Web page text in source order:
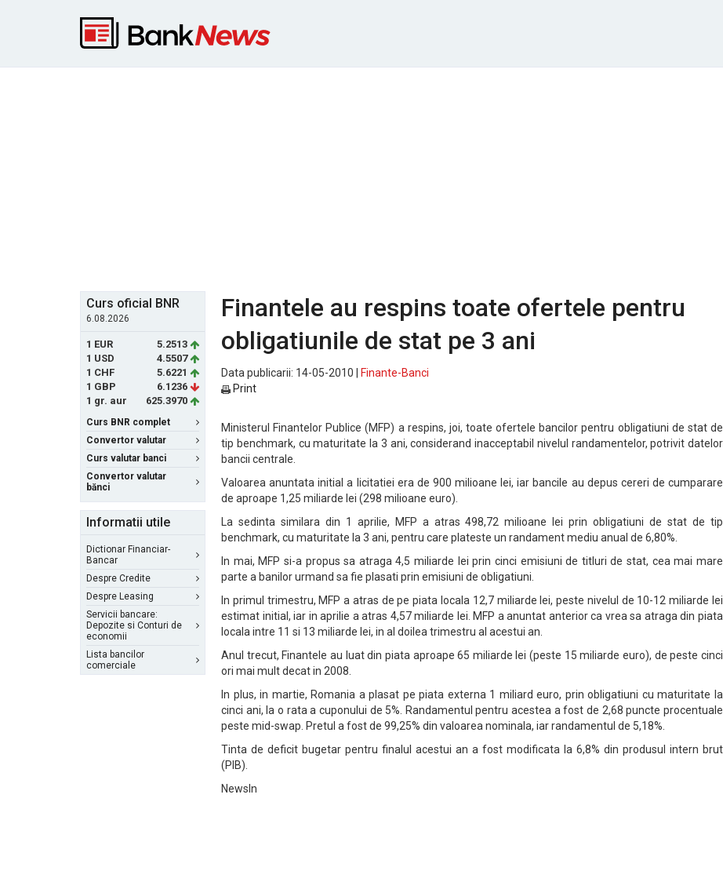
Curs oficial BNR
6.08.2026
1 EUR
5.2513
1 USD
4.5507
1 CHF
5.6221
1 GBP
6.1236
1 gr. aur
625.3970
Curs BNR complet
Convertor valutar
Curs valutar banci
Convertor valutar
bănci
Informatii utile
Dictionar Financiar-
Bancar
Despre Credite
Despre Leasing
Servicii bancare:
Depozite si Conturi de
economii
Lista bancilor
comerciale
Finantele au respins toate ofertele pentru
obligatiunile de stat pe 3 ani
Data publicarii: 14-05-2010 |
Finante-Banci
Print
Ministerul Finantelor Publice (MFP) a respins, joi, toate ofertele bancilor pentru obligatiuni de stat de
tip benchmark, cu maturitate la 3 ani, considerand inacceptabil nivelul randamentelor, potrivit datelor
bancii centrale.
Valoarea anuntata initial a licitatiei era de 900 milioane lei, iar bancile au depus cereri de cumparare
de aproape 1,25 miliarde lei (298 milioane euro).
La sedinta similara din 1 aprilie, MFP a atras 498,72 milioane lei prin obligatiuni de stat de tip
benchmark, cu maturitate la 3 ani, pentru care plateste un randament mediu anual de 6,80%.
In mai, MFP si-a propus sa atraga 4,5 miliarde lei prin cinci emisiuni de titluri de stat, cea mai mare
parte a banilor urmand sa fie plasati prin emisiuni de obligatiuni.
In primul trimestru, MFP a atras de pe piata locala 12,7 miliarde lei, peste nivelul de 10-12 miliarde lei
estimat initial, iar in aprilie a atras 4,57 miliarde lei. MFP a anuntat anterior ca vrea sa atraga din piata
locala intre 11 si 13 miliarde lei, in al doilea trimestru al acestui an.
Anul trecut, Finantele au luat din piata aproape 65 miliarde lei (peste 15 miliarde euro), de peste cinci
ori mai mult decat in 2008.
In plus, in martie, Romania a plasat pe piata externa 1 miliard euro, prin obligatiuni cu maturitate la
cinci ani, la o rata a cuponului de 5%. Randamentul pentru acestea a fost de 2,68 puncte procentuale
peste mid-swap. Pretul a fost de 99,25% din valoarea nominala, iar randamentul de 5,18%.
Tinta de deficit bugetar pentru finalul acestui an a fost modificata la 6,8% din produsul intern brut
(PIB).
NewsIn